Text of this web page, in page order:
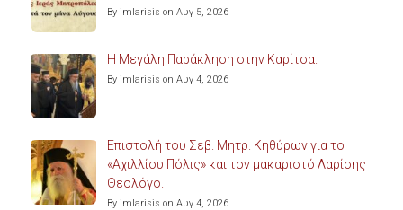
By imlarisis on Αυγ 5, 2026
Η Μεγάλη Παράκληση στην Καρίτσα.
By imlarisis on Αυγ 4, 2026
Επιστολή του Σεβ. Μητρ. Κηθύρων για το
«Αχιλλίου Πόλις» και τον μακαριστό Λαρίσης
Θεολόγο.
By imlarisis on Αυγ 4, 2026